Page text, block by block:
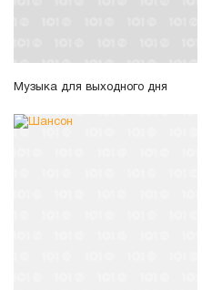
Музыка для выходного дня